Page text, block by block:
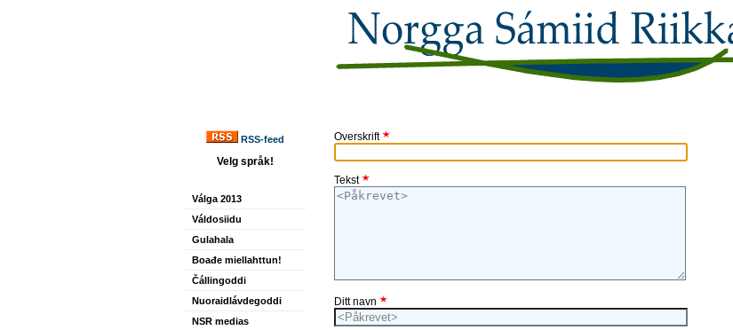
RSS-feed
Velg språk!
Válga 2013
Váldosiidu
Gulahala
Boađe miellahttun!
Čállingoddi
Nuoraidlávdegoddi
NSR medias
Overskrift
Tekst
Ditt navn